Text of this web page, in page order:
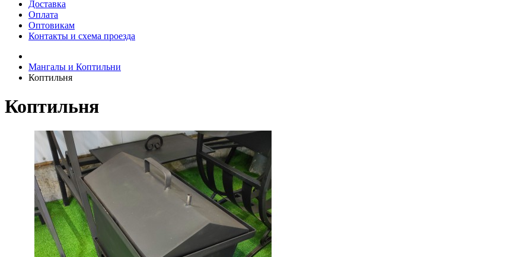
Доставка
Оплата
Оптовикам
Контакты и схема проезда
Мангалы и Коптильни
Коптильня
Коптильня